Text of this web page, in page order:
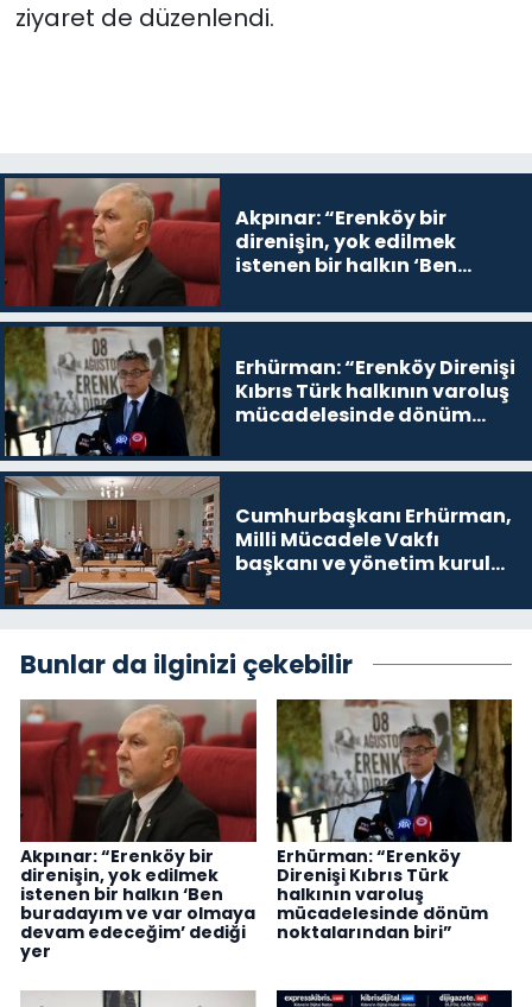
ziyaret de düzenlendi.
Akpınar: “Erenköy bir
direnişin, yok edilmek
istenen bir halkın ‘Ben
devam edeceğim’ dediği
Erhürman: “Erenköy Direnişi
Kıbrıs Türk halkının varoluş
mücadelesinde dönüm
Cumhurbaşkanı Erhürman,
Milli Mücadele Vakfı
başkanı ve yönetim kurulu
Bunlar da ilginizi çekebilir
Akpınar: “Erenköy bir
direnişin, yok edilmek
istenen bir halkın ‘Ben
buradayım ve var olmaya
devam edeceğim’ dediği
yer
Erhürman: “Erenköy
Direnişi Kıbrıs Türk
halkının varoluş
mücadelesinde dönüm
noktalarından biri”